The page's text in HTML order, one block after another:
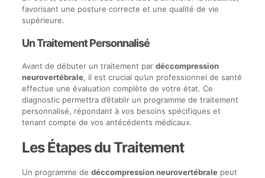
favorisant une posture correcte et une qualité de vie
supérieure.
Un Traitement Personnalisé
Avant de débuter un traitement par déccompression
neurovertébrale, il est crucial qu’un professionnel de santé
effectue une évaluation complète de votre état. Ce
diagnostic permettra d’établir un programme de traitement
personnalisé, répondant à vos besoins spécifiques et
tenant compte de vos antécédents médicaux.
Les Étapes du Traitement
Un programme de déccompression neurovertébralepeut